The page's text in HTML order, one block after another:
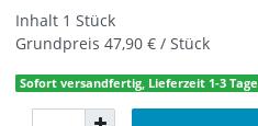
Inhalt 1 Stück
Grundpreis 47,90 € / Stück
Sofort versandfertig, Lieferzeit 1-3 Tage